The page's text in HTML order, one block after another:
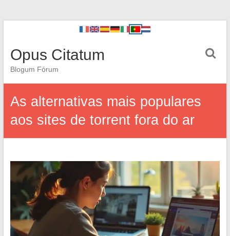
Opus Citatum
Blogum Fórum
As alternativas mais populares
aos sites de torrent fora do ar